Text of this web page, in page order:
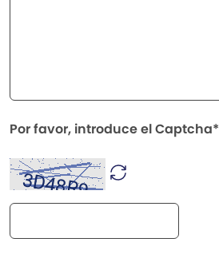
Por favor, introduce el Captcha*